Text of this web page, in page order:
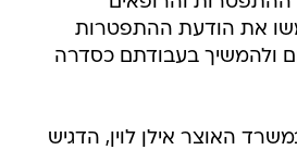
את הודעת ההתפטרות
ולהמשיך בעבודתם כסדרה
האוצר אילן לוין, הדגיש